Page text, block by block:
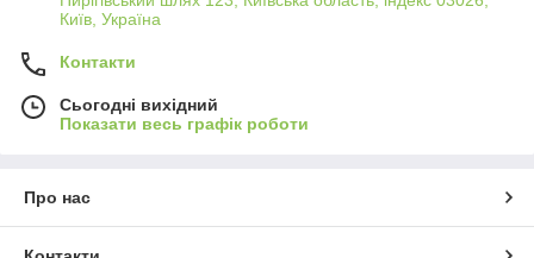
Київ, Україна
Контакти
Сьогодні вихідний
Показати весь графік роботи
Про нас